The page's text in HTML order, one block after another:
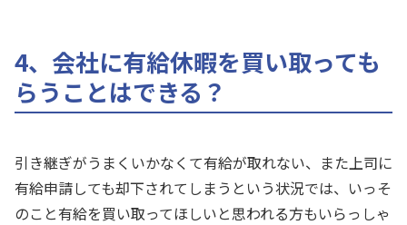
4、会社に有給休暇を買い取っても
らうことはできる？
引き継ぎがうまくいかなくて有給が取れない、また上司に
有給申請しても却下されてしまうという状況では、いっそ
のこと有給を買い取ってほしいと思われる方もいらっしゃ